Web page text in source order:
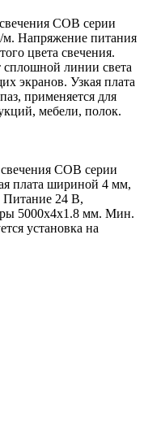
COB серии
Напряжение питания
цвета свечения.
линии света
экранов. Узкая плата
применяется для
мебели, полок.
COB серии
плата шириной 4 мм,
24 В,
5000х4х1.8 мм. Мин.
установка на